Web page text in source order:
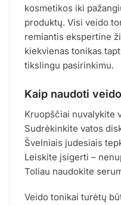
kosmetikos iki
produktų. Visi veido
remiantis ekspertine
kiekvienas tonikas
tikslingu pasirinkimu.
Kaip naudoti
Kruopščiai nuvalykite
Sudrėkinkite vatos
Švelniais judesiais
Leiskite įsigerti –
Toliau naudokite
Veido tonikai turėtų